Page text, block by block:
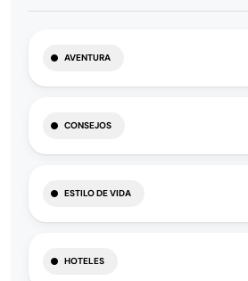
AVENTURA
CONSEJOS
ESTILO DE VIDA
HOTELES